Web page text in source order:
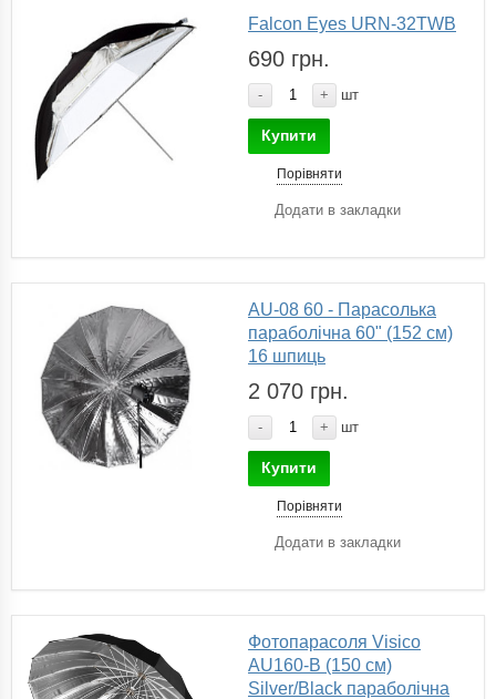
Falcon Eyes URN-32TWB
690 грн.
- + шт
Купити
Порівняти
Додати в закладки
AU-08 60 - Парасолька
параболічна 60" (152 см)
16 шпиць
2 070 грн.
- + шт
Купити
Порівняти
Додати в закладки
Фотопарасоля Visico
AU160-B (150 см)
Silver/Black параболічна